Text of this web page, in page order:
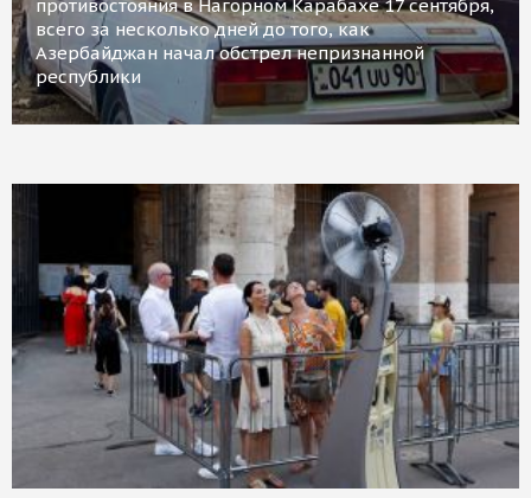
противостояния в Нагорном Карабахе 17 сентября,
всего за несколько дней до того, как
Азербайджан начал обстрел непризнанной
республики